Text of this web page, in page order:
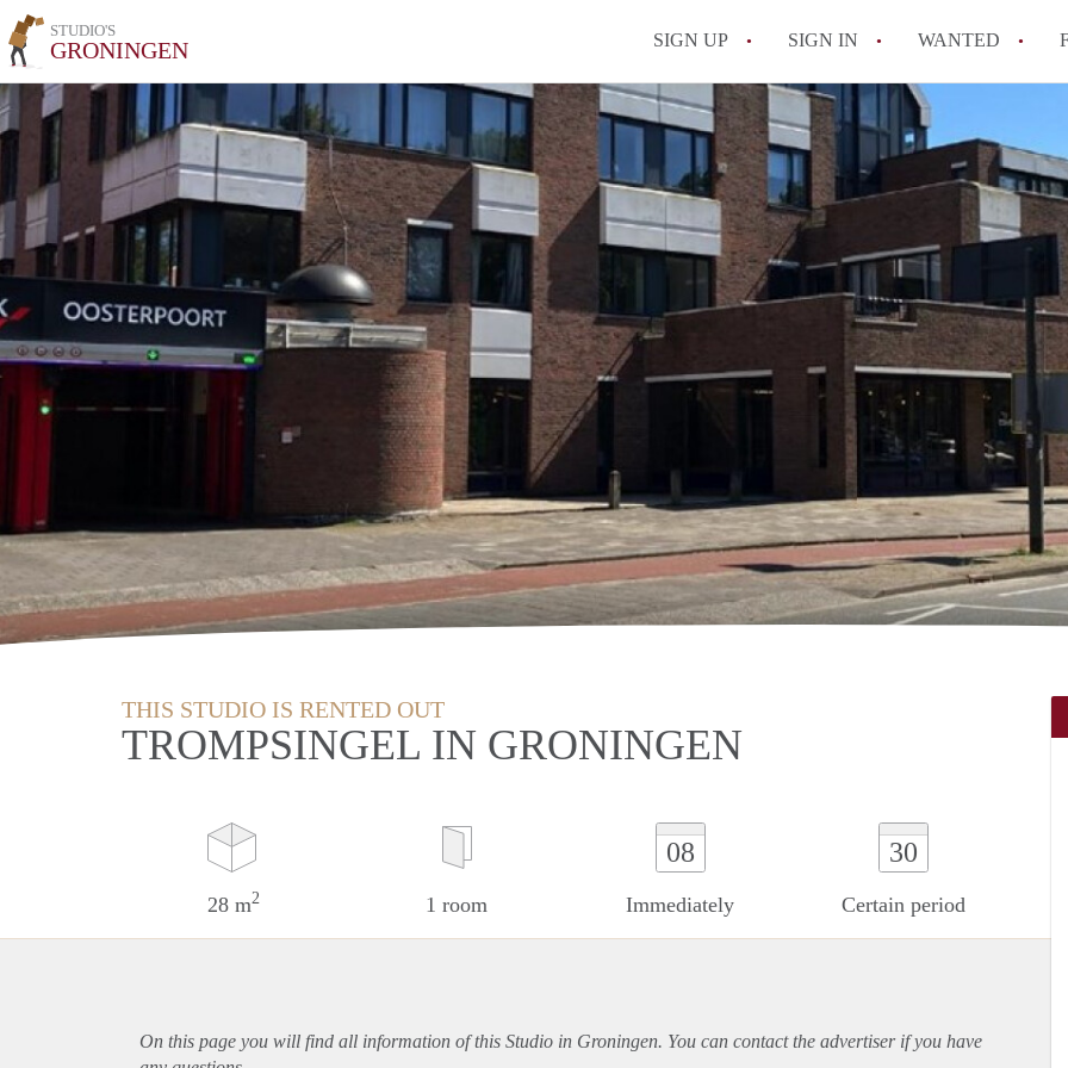
STUDIO'S
GRONINGEN SIGN UP SIGN IN WANTED
All FAQs
THIS STUDIO IS RENTED OUT
TROMPSINGEL IN GRONINGEN
28 m2 1 room
08
Immediately
30
Certain period
On this page you will find all information of this Studio in Groningen. You can contact the advertiser if you have